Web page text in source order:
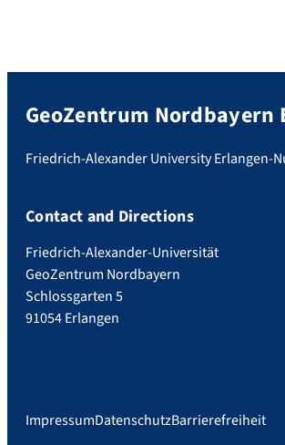
GeoZentrum Nordbayern
Friedrich-Alexander University Erlangen-
Contact and Directions
Friedrich-Alexander-Universität
GeoZentrum Nordbayern
Schlossgarten 5
91054 Erlangen
ImpressumDatenschutzBarrierefreiheit